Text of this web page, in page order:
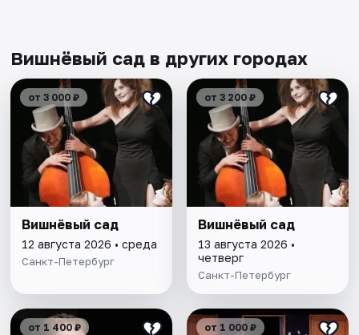
Вишнёвый сад в других городах
от 3 000 ₽
Вишнёвый сад
12 августа 2026 • среда
Санкт-Петербург
от 3 200 ₽
Вишнёвый сад
13 августа 2026 •
четверг
Санкт-Петербург
от 1 400 ₽ от 1 000 ₽